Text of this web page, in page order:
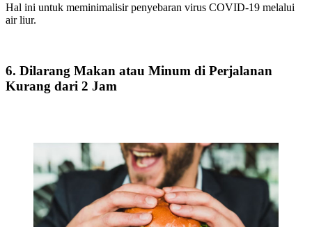
Hal ini untuk meminimalisir penyebaran virus COVID-19 melalui
air liur.
6. Dilarang Makan atau Minum di Perjalanan
Kurang dari 2 Jam